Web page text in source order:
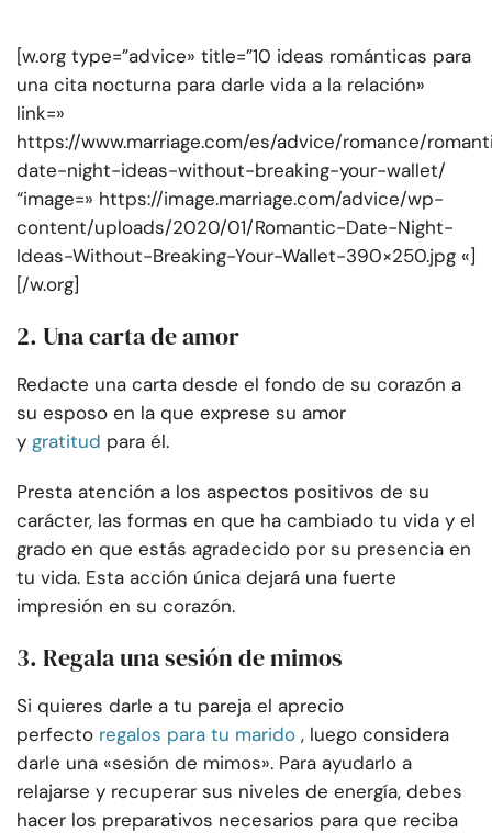
[w.org type=”advice» title=”10 ideas románticas para
una cita nocturna para darle vida a la relación»
link=»
https://www.marriage.com/es/advice/romance/
date-night-ideas-without-breaking-your-wallet/
“image=» https://image.marriage.com/advice/wp-
content/uploads/2020/01/Romantic-Date-Night-
Ideas-Without-Breaking-Your-Wallet-390×250.jpg «]
[/w.org]
2. Una carta de amor
Redacte una carta desde el fondo de su corazón a
su esposo en la que exprese su amor
y gratitud para él.
Presta atención a los aspectos positivos de su
carácter, las formas en que ha cambiado tu vida y el
grado en que estás agradecido por su presencia en
tu vida. Esta acción única dejará una fuerte
impresión en su corazón.
3. Regala una sesión de mimos
Si quieres darle a tu pareja el aprecio
perfecto regalos para tu marido , luego considera
darle una «sesión de mimos». Para ayudarlo a
relajarse y recuperar sus niveles de energía, debes
hacer los preparativos necesarios para que reciba